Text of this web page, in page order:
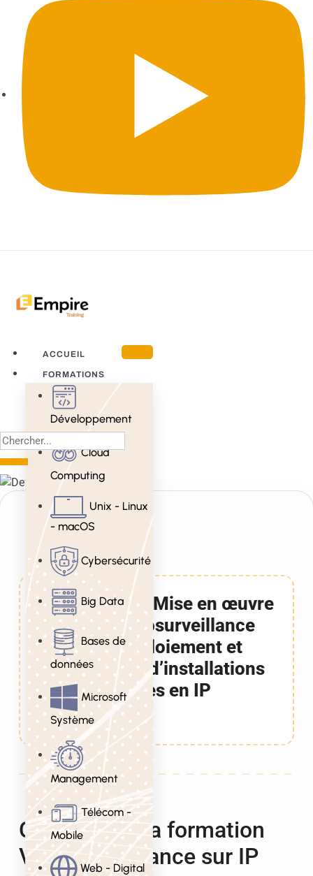
ACCUEIL
FORMATIONS
Développement
Cloud
Computing
Unix - Linux
- macOS
Cybersécurité
Big Data
Bases de
données
Microsoft
Système
Management
Télécom -
Mobile
Web - Digital
Formation Mise en œuvre
de la Vidéosurveillance
sur IP, Déploiement et
Migration d’installations
analogiques en IP
3 Jours
Objectifs de la formation
Vidéosurveillance sur IP